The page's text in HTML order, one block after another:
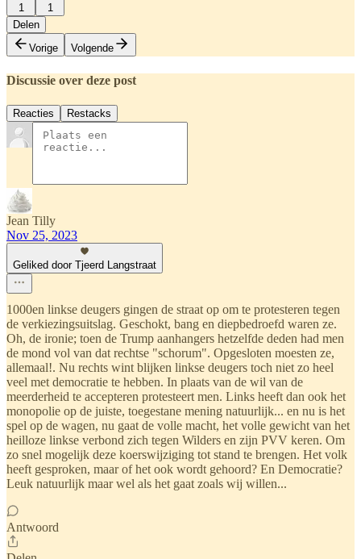
1
1
Delen
Vorige
Volgende
Discussie over deze post
Reacties Restacks
Jean Tilly
Nov 25, 2023
Geliked door Tjeerd Langstraat
1000en linkse deugers gingen de straat op om te protesteren tegen
de verkiezingsuitslag. Geschokt, bang en diepbedroefd waren ze.
Oh, de ironie; toen de Trump aanhangers hetzelfde deden had men
de mond vol van dat rechtse "schorum". Opgesloten moesten ze,
allemaal!. Nu rechts wint blijken linkse deugers toch niet zo heel
veel met democratie te hebben. In plaats van de wil van de
meerderheid te accepteren protesteert men. Links heeft dan ook het
monopolie op de juiste, toegestane mening natuurlijk... en nu is het
spel op de wagen, nu gaat de volle macht, het volle gewicht van het
heilloze linkse verbond zich tegen Wilders en zijn PVV keren. Om
zo snel mogelijk deze koerswijziging tot stand te brengen. Het volk
heeft gesproken, maar of het ook wordt gehoord? En Democratie?
Leuk natuurlijk maar wel als het gaat zoals wij willen...
Antwoord